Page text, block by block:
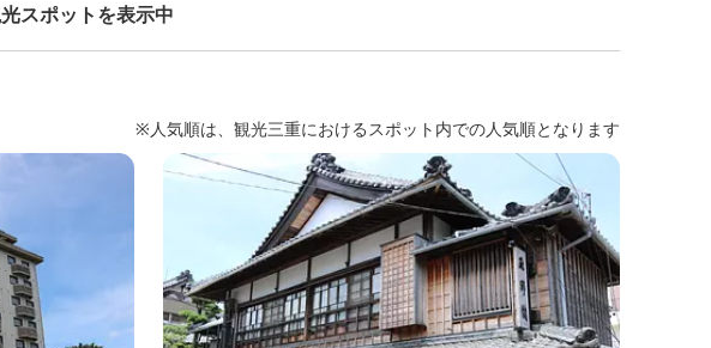
スポットを表示中
※人気順は、観光三重におけるスポット内での人気順となります